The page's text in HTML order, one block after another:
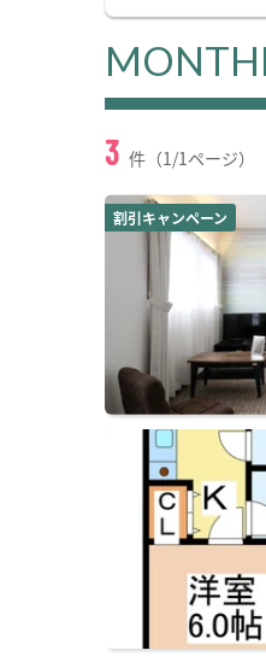
3 件（1/1ページ）
割引キャンペーン